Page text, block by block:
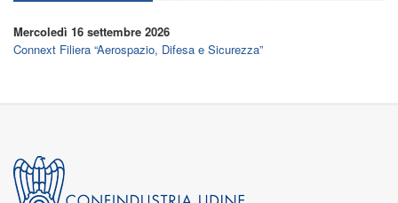
Mercoledì 16 settembre 2026
Connext Filiera “Aerospazio, Difesa e Sicurezza”